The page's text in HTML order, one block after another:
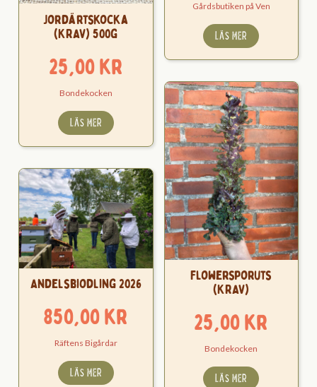
Gårdsbutiken på Ven
LÄS MER
Jordärtskocka
(KRAV) 500g
25,00kr
Bondekocken
LÄS MER
Flowersporuts
(KRAV)
25,00kr
Bondekocken
LÄS MER
Andelsbiodling 2026
850,00kr
Räftens Bigårdar
LÄS MER